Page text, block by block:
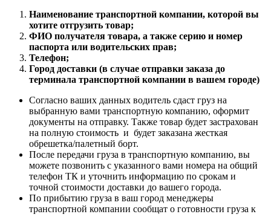
Наименование транспортной компании, которой вы
хотите отгрузить товар;
ФИО получателя товара, а также серию и номер
паспорта или водительских прав;
Телефон;
Город доставки (в случае отправки заказа до
терминала транспортной компании в вашем городе)
Согласно ваших данных водитель сдаст груз на
выбранную вами транспортную компанию, оформит
документы на отправку. Также товар будет застрахован
на полную стоимость и будет заказана жесткая
обрешетка/палетный борт.
После передачи груза в транспортную компанию, вы
можете позвонить с указанного вами номера на общий
телефон ТК и уточнить информацию по срокам и
точной стоимости доставки до вашего города.
По прибытию груза в ваш город менеджеры
транспортной компании сообщат о готовности груза к